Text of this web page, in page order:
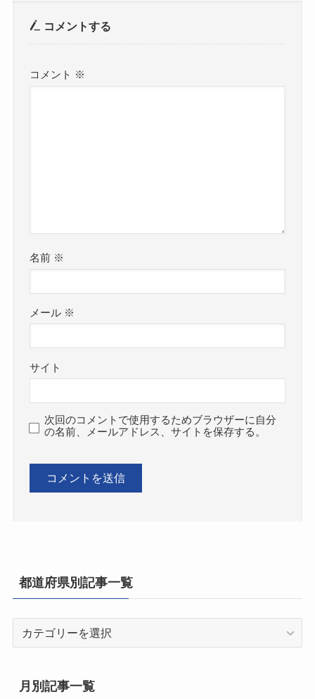
コメントする
コメント ※
名前 ※
メール ※
サイト
次回のコメントで使用するためブラウザーに自分
の名前、メールアドレス、サイトを保存する。
都道府県別記事一覧
県
別
月別記事一覧